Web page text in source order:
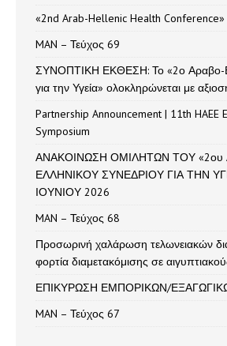
«2nd Arab-Hellenic Health
MAN – Τεύχος 69
ΣΥΝΟΠΤΙΚΗ ΕΚΘΕΣΗ: Το «2ο Αραβο-
για την Υγεία» ολοκληρώνεται με
Partnership Announcement | 11th HAEE
Symposium
ΑΝΑΚΟΙΝΩΣΗ ΟΜΙΛΗΤΩΝ ΤΟΥ «2ου
ΕΛΛΗΝΙΚΟΥ ΣΥΝΕΔΡΙΟΥ ΓΙΑ ΤΗΝ
ΙΟΥΝΙΟΥ 2026
MAN – Τεύχος 68
Προσωρινή χαλάρωση τελωνειακών
φορτία διαμετακόμισης σε
ΕΠΙΚΥΡΩΣΗ ΕΜΠΟΡΙΚΩΝ/
MAN – Τεύχος 67